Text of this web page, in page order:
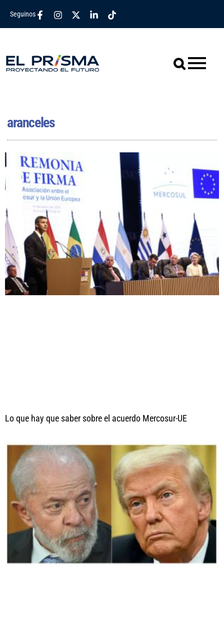
Seguinos
aranceles
Lo que hay que saber sobre el acuerdo Mercosur-UE